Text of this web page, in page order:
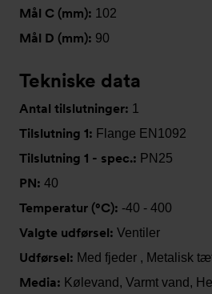
Mål C (mm): 102
Mål D (mm): 90
Tekniske data
Antal tilslutninger: 1
Tilslutning 1: Flange EN1092
Tilslutning 1 - spec.: PN25
PN: 40
Temperatur (°C): -40 - 400
Valgte udførsel: Ventiler
Udførsel: Med fjeder , Metalisk
Media: Kølevand, Varmt vand,